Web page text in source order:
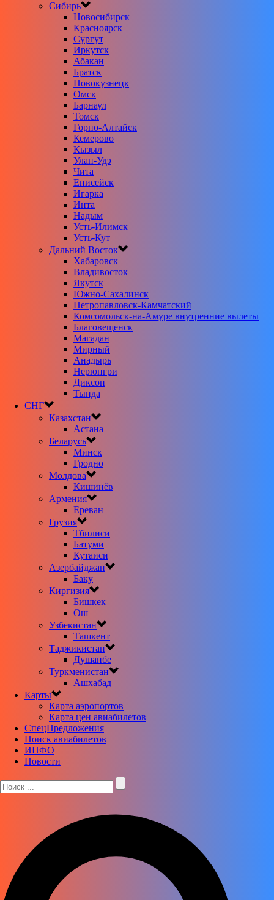
Сибирь
Новосибирск
Красноярск
Сургут
Иркутск
Абакан
Братск
Новокузнецк
Омск
Барнаул
Томск
Горно-Алтайск
Кемерово
Кызыл
Улан-Удэ
Чита
Енисейск
Игарка
Инта
Надым
Усть-Илимск
Усть-Кут
Дальний Восток
Хабаровск
Владивосток
Якутск
Южно-Сахалинск
Петропавловск-Камчатский
Комсомольск-на-Амуре внутренние вылеты
Благовещенск
Магадан
Мирный
Анадырь
Нерюнгри
Диксон
Тында
СНГ
Казахстан
Астана
Беларусь
Минск
Гродно
Молдова
Кишинёв
Армения
Ереван
Грузия
Тбилиси
Батуми
Кутаиси
Азербайджан
Баку
Киргизия
Бишкек
Ош
Узбекистан
Ташкент
Таджикистан
Душанбе
Туркменистан
Ашхабад
Карты
Карта аэропортов
Карта цен авиабилетов
CпецПредложения
Поиск авиабилетов
ИНФО
Новости